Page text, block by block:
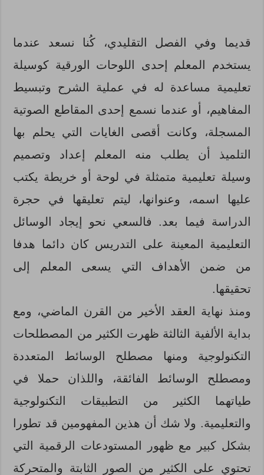
قديما وفي الفصل التقليدي، كُنا نسعد عندما
يستخدم المعلم إحدى اللوحات الورقية كوسيلة
تعليمية مساعدة له في عملية الشرح وتبسيط
المفاهيم، أو عندما نسمع إحدى المقاطع الصوتية
المسجلة، وكانت أقصى الغايات التي يحلم بها
التلميذ أن يطلب منه المعلم إعداد وتصميم
وسيلة تعليمية متمثلة في لوحة أو خريطة يكتب
عليها اسمه، وعنوانها، ليتم تعليقها في حجرة
الدراسة فيما بعد. فالسعي نحو إيجاد الوسائل
التعليمية المعينة على التدريس كان دائما هدفا
من ضمن الأهداف التي يسعى المعلم إلى
تحقيقها.
ومنذ نهاية العقد الأخير من القرن الماضي، ومع
بداية الألفية الثالثة ظهرت الكثير من المصطلحات
التكنولوجية ومنها مصطلح الوسائط المتعددة
ومصطلح الوسائط الفائقة، واللذان حملا في
طياتهما الكثير من التطبيقات التكنولوجية
والتعليمية. ولا شك أن هذين المفهومين قد تطورا
بشكل كبير مع ظهور المستودعات الرقمية التي
تحتوي على الكثير من الصور الثابتة والمتحركة